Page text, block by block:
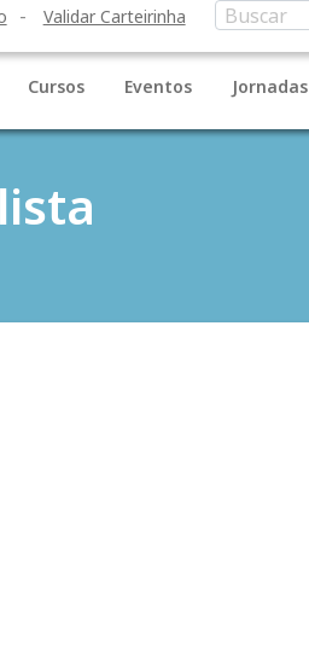
Validar Carteirinha
Cursos Eventos Jornadas